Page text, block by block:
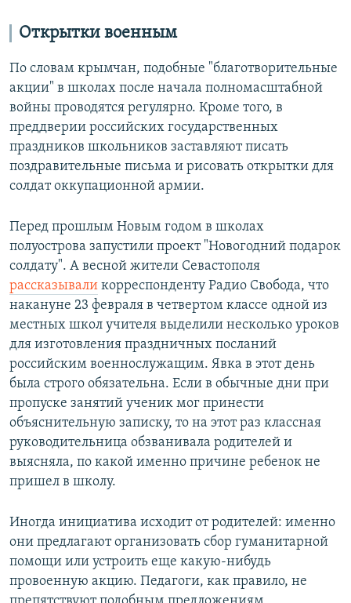
Открытки военным
По словам крымчан, подобные "благотворительные
акции" в школах после начала полномасштабной
войны проводятся регулярно. Кроме того, в
преддверии российских государственных
праздников школьников заставляют писать
поздравительные письма и рисовать открытки для
солдат оккупационной армии.
Перед прошлым Новым годом в школах
полуострова запустили проект "Новогодний подарок
солдату". А весной жители Севастополя
рассказывали корреспонденту Радио Свобода, что
накануне 23 февраля в четвертом классе одной из
местных школ учителя выделили несколько уроков
для изготовления праздничных посланий
российским военнослужащим. Явка в этот день
была строго обязательна. Если в обычные дни при
пропуске занятий ученик мог принести
объяснительную записку, то на этот раз классная
руководительница обзванивала родителей и
выясняла, по какой именно причине ребенок не
пришел в школу.
Иногда инициатива исходит от родителей: именно
они предлагают организовать сбор гуманитарной
помощи или устроить еще какую-нибудь
провоенную акцию. Педагоги, как правило, не